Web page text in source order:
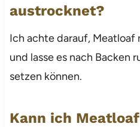
austrocknet?
Ich achte darauf, Meatloaf
und lasse es nach Backen
setzen können.
Kann ich